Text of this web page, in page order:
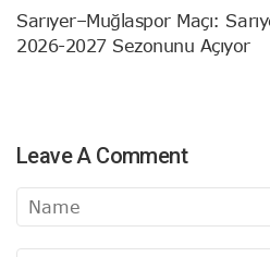
Sarıyer–Muğlaspor Maçı:
2026-2027 Sezonunu Açıyor
Leave A Comment